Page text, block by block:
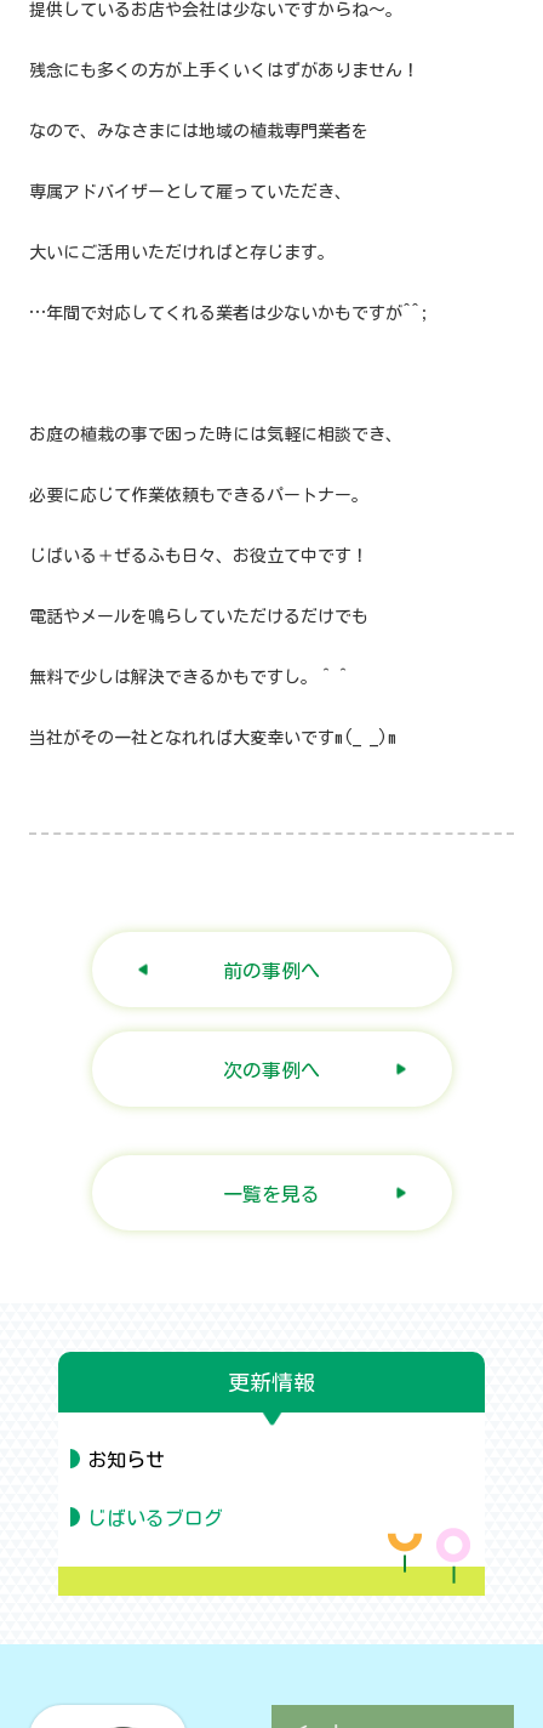
提供しているお店や会社は少ないですからね〜。
残念にも多くの方が上手くいくはずがありません！
なので、みなさまには地域の植栽専門業者を
専属アドバイザーとして雇っていただき、
大いにご活用いただければと存じます。
…年間で対応してくれる業者は少ないかもですが^^;
お庭の植栽の事で困った時には気軽に相談でき、
必要に応じて作業依頼もできるパートナー。
じばいる＋ぜるふも日々、お役立て中です！
電話やメールを鳴らしていただけるだけでも
無料で少しは解決できるかもですし。＾＾
当社がその一社となれれば大変幸いですm(_ _)m
前の事例へ
次の事例へ
一覧を見る
更新情報
お知らせ
じばいるブログ